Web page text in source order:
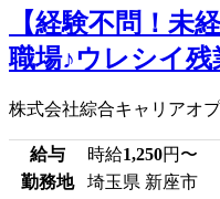
【経験不問！未
職場♪ウレシイ残
株式会社綜合キャリアオ
給与 時給1,250円〜
勤務地
埼玉県 新座市